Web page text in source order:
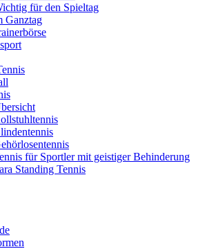
für den Spieltag
Ganztag
für Sportler mit geistiger Behinderung
Standing Tennis